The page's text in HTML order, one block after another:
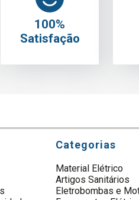
100%
Satisfação
Categorias
Material Elétrico
Artigos Sanitários
Eletrobombas e